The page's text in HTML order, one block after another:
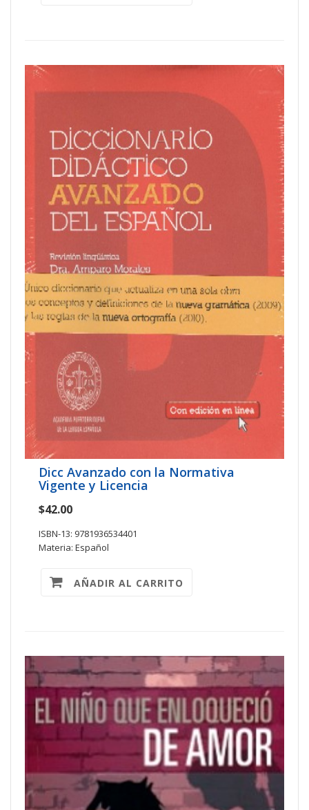
Dicc Avanzado con la Normativa
Vigente y Licencia
$42.00
ISBN-13: 9781936534401
Materia: Español
AÑADIR AL CARRITO